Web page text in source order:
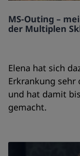
MS-Outing –
der Multiplen
Elena hat sich
Erkrankung sehr
und hat damit
gemacht.